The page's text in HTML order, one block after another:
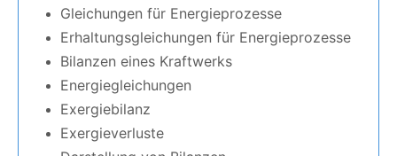
Gleichungen für Energieprozesse
Erhaltungsgleichungen für Energieprozesse
Bilanzen eines Kraftwerks
Energiegleichungen
Exergiebilanz
Exergieverluste